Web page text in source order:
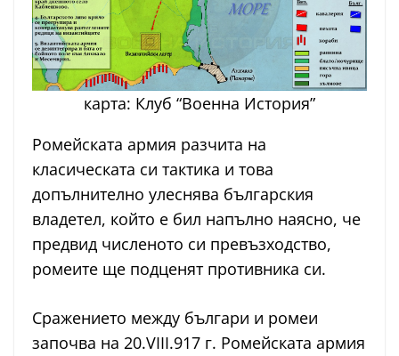
карта: Клуб “Военна История”
Ромейската армия разчита на
класическата си тактика и това
допълнително улеснява българския
владетел, който е бил напълно наясно, че
предвид численото си превъзходство,
ромеите ще подценят противника си.
Сражението между българи и ромеи
започва на 20.VIII.917 г. Ромейската армия